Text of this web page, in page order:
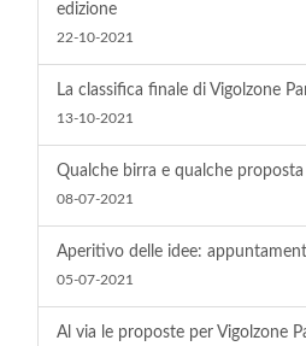
edizione
22-10-2021
La classifica finale di Vigolzone
13-10-2021
Qualche birra e qualche
08-07-2021
Aperitivo delle idee:
05-07-2021
Al via le proposte per Vigolzone